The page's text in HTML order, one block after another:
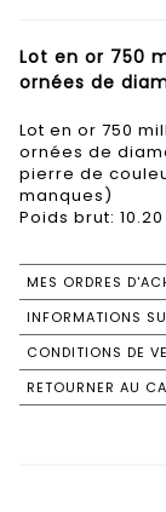
Lot en or 750
ornées de
Lot en or 750
ornées de
pierre de
manques)
Poids brut:
MES ORDRES
INFORMATIONS
CONDITIONS DE
RETOURNER AU